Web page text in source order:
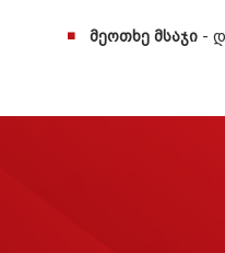
მეოთხე მსაჯი -